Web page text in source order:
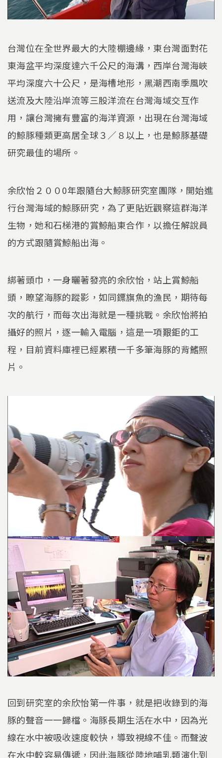
台灣位在全世界最大的大陸棚邊緣，東台灣面對花
東海盆平均深度達六千公尺的海溝，西岸台灣海峽
平均深度六十公尺，是海槽地形，黑潮西南季風吹
送流及大陸沿岸流等三股洋流在台灣海域交互作
用，讓台灣擁有豐富的海洋資源，出現在台灣海域
的鯨豚種類更高居全球３／８以上，也是鯨豚基礎
研究最佳的場所。
余欣怡２００0年跟隨台大鯨豚研究室團隊，開始進
行台灣海域的鯨豚研究，為了更貼近觀察這群海洋
生物，她和石梯港的賞鯨船東合作，以擔任解說員
的方式跟隨賞鯨船出海。
綁著頭巾，一身曬著發亮的余欣怡，站上賞鯨船
頭，瞭望海豚的蹤影，如同鏢旗魚的漁民，期待每
次的航行，而每次出海就是一種挑戰。余欣怡將拍
攝好的照片，逐一輸入電腦，這是一項艱鉅的工
程，目前資料庫裡已經累積一千多筆海豚的背鰭照
片。
回到研究室的余欣怡第一件事，就是把收錄到的海
豚的聲音一一歸檔。海豚長期生活在水中，因為光
線在水中被吸收速度較快，導致視線不佳。而聲波
在水中較容易傳遞，因此海豚從陸地哺乳類演化到